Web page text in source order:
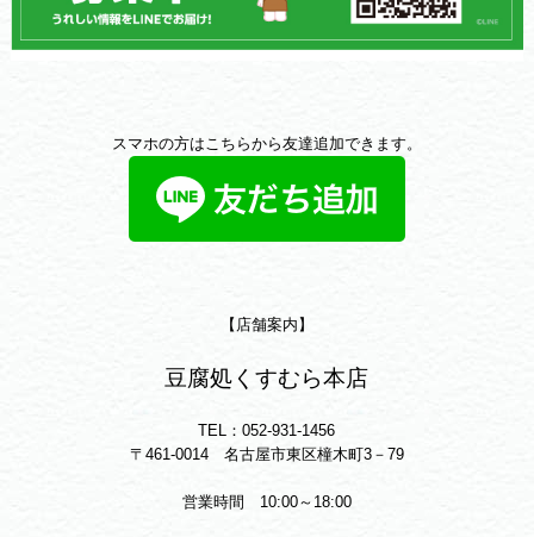
スマホの方はこちらから友達追加できます。
【店舗案内】
豆腐処くすむら本店
TEL：052-931-1456
〒461-0014 名古屋市東区橦木町3－79
営業時間 10:00～18:00